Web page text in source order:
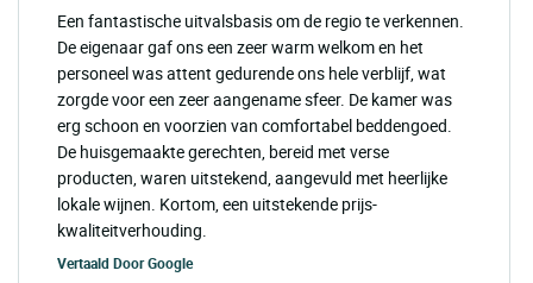
Een fantastische uitvalsbasis om de regio te verkennen.
De eigenaar gaf ons een zeer warm welkom en het
personeel was attent gedurende ons hele verblijf, wat
zorgde voor een zeer aangename sfeer. De kamer was
erg schoon en voorzien van comfortabel beddengoed.
De huisgemaakte gerechten, bereid met verse
producten, waren uitstekend, aangevuld met heerlijke
lokale wijnen. Kortom, een uitstekende prijs-
kwaliteitverhouding.
Vertaald DoorGoogle